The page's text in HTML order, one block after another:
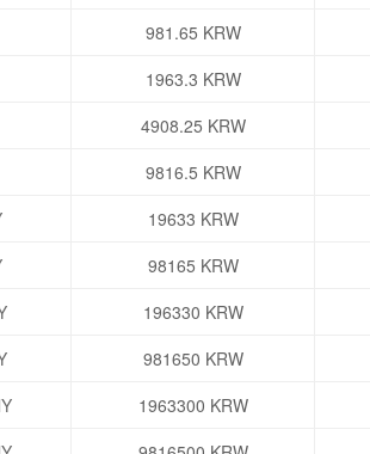
981.65 KRW
1963.3 KRW
4908.25 KRW
9816.5 KRW
19633 KRW
98165 KRW
196330 KRW
981650 KRW
1963300 KRW